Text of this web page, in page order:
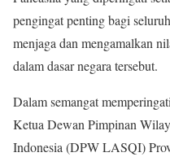
pengingat penting bagi
menjaga dan mengamalkan
dalam dasar negara tersebut.
Dalam semangat
Ketua Dewan Pimpinan
Indonesia (DPW LASQI)